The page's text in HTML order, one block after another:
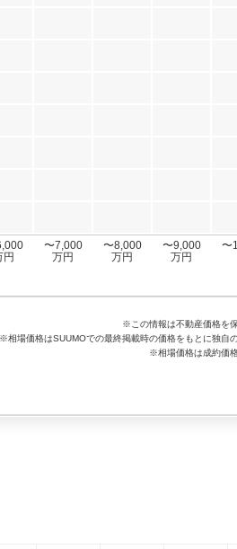
円
〜7,000
万円
〜8,000
万円
〜9,000
万円
〜
※この情報は不動産価格を
※相場価格はSUUMOでの最終掲載時の価格をもとに独自
※相場価格は成約価